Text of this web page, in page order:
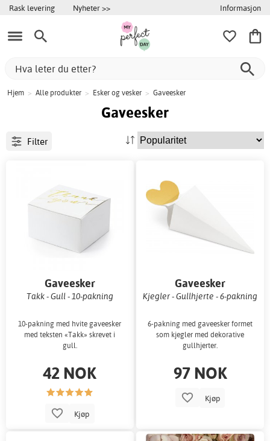
Rask levering Nyheter >> Informasjon
Hjem > Alle produkter > Esker og vesker > Gaveesker
Gaveesker
Filter
Gaveesker
Takk - Gull - 10-pakning
10-pakning med hvite gaveesker
med teksten «Takk» skrevet i
gull.
42 NOK
Kjøp
Gaveesker
Kjegler - Gullhjerte - 6-pakning
6-pakning med gaveesker formet
som kjegler med dekorative
gullhjerter.
97 NOK
Kjøp